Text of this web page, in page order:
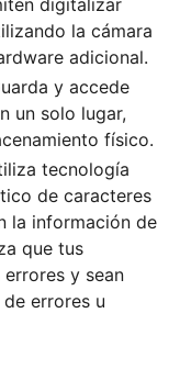
la cámara
adicional.
y accede
un solo lugar,
físico.
tecnología
de caracteres
la información de
que tus
y sean
errores u